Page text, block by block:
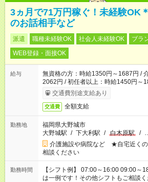
3ヵ月で71万円稼ぐ！未経験OK
のお話相手など
派遣 職種未経験OK 社会人未経験OK
ブラ
WEB登録・面接OK
給与
無資格の方：時給1350円～1687円 /
2062円 / 初任者以上：時給1450円～
交通費別途支給あり
交通費 全額支給
勤務地
福岡県大野城市
大野城駅 / 下大利駅 / 白木原駅 /
介護施設や病院など ★自宅近くの
相談ください
勤務時間
【シフト例】 07:00～16:00 09:00～
は一例です！その他シフトもご相談く